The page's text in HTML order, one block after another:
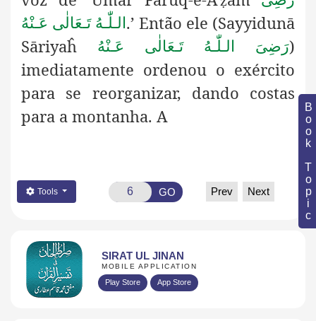
Book Topic
الـلّٰـهُ تَـعَالٰی عَـنْهُ.’ Então ele (Sayyidunā
Sāriyaĥ
رَضِىَ الـلّٰـهُ تَـعَالٰی عَـنْهُ)
imediatamente ordenou o exército
para se reorganizar, dando costas
para a montanha. A
Tools GO Prev Next
SIRAT UL JINAN
MOBILE APPLICATION
Play Store App Store